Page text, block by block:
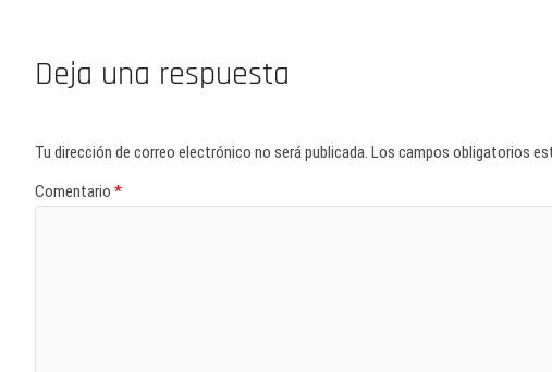
Deja una respuesta
Tu dirección de correo electrónico no será publicada. Los campos obligatorios
Comentario *